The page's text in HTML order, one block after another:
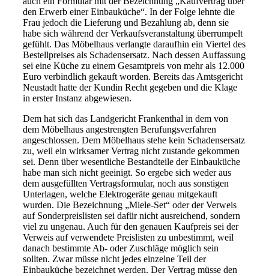
den Erwerb einer Einbauküche“. In der Folge lehnte die
Frau jedoch die Lieferung und Bezahlung ab, denn sie
habe sich während der Verkaufsveranstaltung überrumpelt
gefühlt. Das Möbelhaus verlangte daraufhin ein Viertel des
Bestellpreises als Schadensersatz. Nach dessen Auffassung
sei eine Küche zu einem Gesamtpreis von mehr als 12.000
Euro verbindlich gekauft worden. Bereits das Amtsgericht
Neustadt hatte der Kundin Recht gegeben und die Klage
in erster Instanz abgewiesen.
Dem hat sich das Landgericht Frankenthal in dem von
dem Möbelhaus angestrengten Berufungsverfahren
angeschlossen. Dem Möbelhaus stehe kein Schadensersatz
zu, weil ein wirksamer Vertrag nicht zustande gekommen
sei. Denn über wesentliche Bestandteile der Einbauküche
habe man sich nicht geeinigt. So ergebe sich weder aus
dem ausgefüllten Vertragsformular, noch aus sonstigen
Unterlagen, welche Elektrogeräte genau mitgekauft
wurden. Die Bezeichnung „Miele-Set“ oder der Verweis
auf Sonderpreislisten sei dafür nicht ausreichend, sondern
viel zu ungenau. Auch für den genauen Kaufpreis sei der
Verweis auf verwendete Preislisten zu unbestimmt, weil
danach bestimmte Ab- oder Zuschläge möglich sein
sollten. Zwar müsse nicht jedes einzelne Teil der
Einbauküche bezeichnet werden. Der Vertrag müsse den